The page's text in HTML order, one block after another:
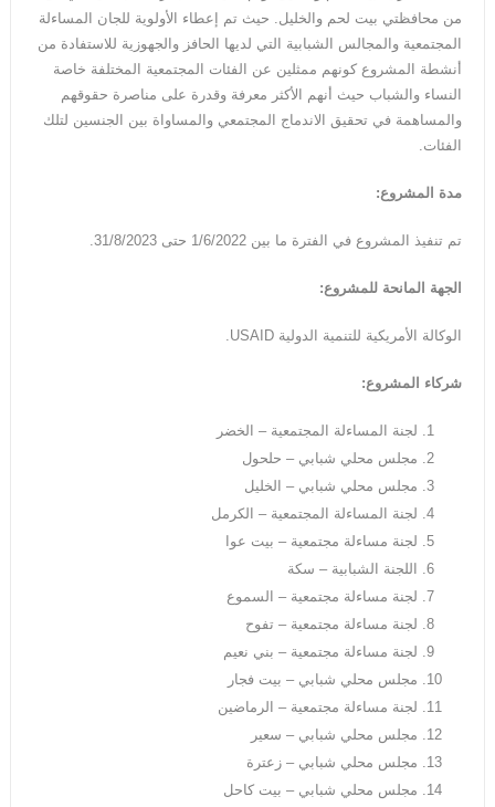
من محافظتي بيت لحم والخليل. حيث تم إعطاء الأولوية للجان المساءلة
المجتمعية والمجالس الشبابية التي لديها الحافز والجهوزية للاستفادة من
أنشطة المشروع كونهم ممثلين عن الفئات المجتمعية المختلفة خاصة
النساء والشباب حيث أنهم الأكثر معرفة وقدرة على مناصرة حقوقهم
والمساهمة في تحقيق الاندماج المجتمعي والمساواة بين الجنسين لتلك
الفئات.
مدة المشروع:
تم تنفيذ المشروع في الفترة ما بين 1/6/2022 حتى 31/8/2023.
الجهة المانحة للمشروع:
الوكالة الأمريكية للتنمية الدولية USAID.
شركاء المشروع:
لجنة المساءلة المجتمعية – الخضر
مجلس محلي شبابي – حلحول
مجلس محلي شبابي – الخليل
لجنة المساءلة المجتمعية – الكرمل
لجنة مساءلة مجتمعية – بيت عوا
اللجنة الشبابية – سكة
لجنة مساءلة مجتمعية – السموع
لجنة مساءلة مجتمعية – تفوح
لجنة مساءلة مجتمعية – بني نعيم
مجلس محلي شبابي – بيت فجار
لجنة مساءلة مجتمعية – الرماضين
مجلس محلي شبابي – سعير
مجلس محلي شبابي – زعترة
مجلس محلي شبابي – بيت كاحل